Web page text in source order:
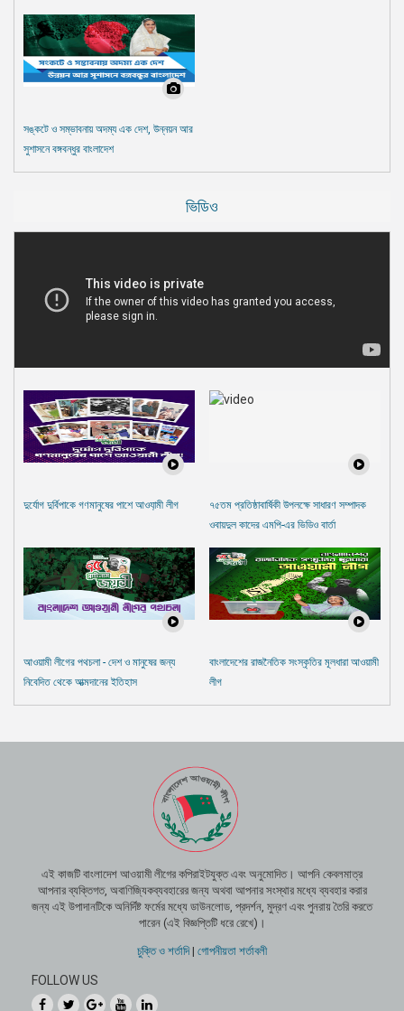
সঙ্কটে ও সম্ভাবনায় অদম্য এক দেশ, উন্নয়ন আর
সুশাসনে বঙ্গবন্ধুর বাংলাদেশ
ভিডিও
দুর্যোগ দুর্বিপাকে গণমানুষের পাশে আওযা়মী লীগ
৭৫তম প্রতিষ্ঠাবার্ষিকী উপলক্ষে সাধারণ সম্পাদক
ওবায়দুল কাদের এমপি-এর ভিডিও বার্তা
আওয়ামী লীগের পথচলা - দেশ ও মানুষের জন্য
নিবেদিত থেকে আত্মদানের ইতিহাস
বাংলাদেশের রাজনৈতিক সংস্কৃতির মূলধারা আওয়ামী
লীগ
এই কাজটি বাংলাদেশ আওয়ামী লীগের কপিরাইটযুক্ত এবং অনুমোদিত। আপনি কেবলমাত্র
আপনার ব্যক্তিগত, অবাণিজ্যিকব্যবহারের জন্য অথবা আপনার সংস্থার মধ্যে ব্যবহার করার
জন্য এই উপাদানটিকে অনির্দিষ্ট ফর্মের মধ্যে ডাউনলোড, প্রদর্শন, মুদ্রণ এবং পুনরায় তৈরি করতে
পারেন (এই বিজ্ঞপ্তিটি ধরে রেখে)।
চুক্তি ও শর্তাদি| গোপনীয়তা শর্তাবলী
FOLLOW US